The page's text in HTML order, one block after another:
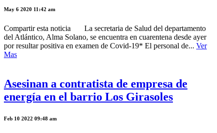
May 6 2020 11:42 am
Compartir esta noticia La secretaria de Salud del departamento
del Atlántico, Alma Solano, se encuentra en cuarentena desde ayer
por resultar positiva en examen de Covid-19* El personal de... Ver
Mas
Asesinan a contratista de empresa de
energía en el barrio Los Girasoles
Feb 10 2022 09:48 am